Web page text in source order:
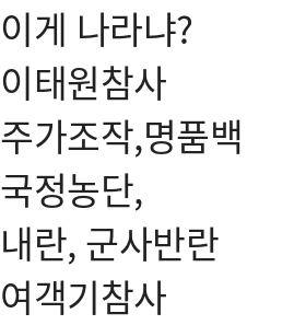
이게 나라냐?
이태원참사
주가조작,명품백
국정농단,
내란, 군사반란
여객기참사